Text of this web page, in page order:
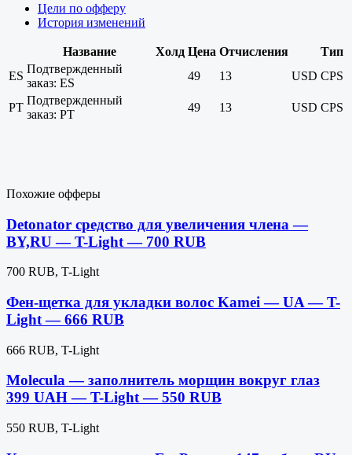
Цели по офферу
История изменений
Название Холд Цена Отчисления
Тип
ES
Подтвержденный
заказ: ES
49 13 USD CPS
PT
Подтвержденный
заказ: PT
49 13 USD CPS
Похожие офферы
Detonator cредство для увеличения члена —
BY,RU — T-Light — 700 RUB
700 RUB, T-Light
Фен-щетка для укладки волос Kamei — UA — T-
Light — 666 RUB
666 RUB, T-Light
Molecula — заполнитель морщин вокруг глаз
399 UAH — T-Light — 550 RUB
550 RUB, T-Light